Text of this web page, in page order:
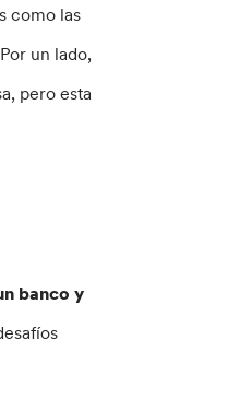
como las
un lado,
pero esta
banco y